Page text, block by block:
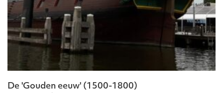
De 'Gouden eeuw' (1500-1800)